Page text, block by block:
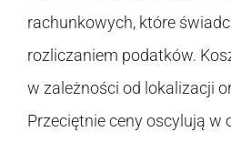
rachunkowych, które
rozliczaniem podatków.
w zależności od lokalizacji
Przeciętnie ceny oscylują w